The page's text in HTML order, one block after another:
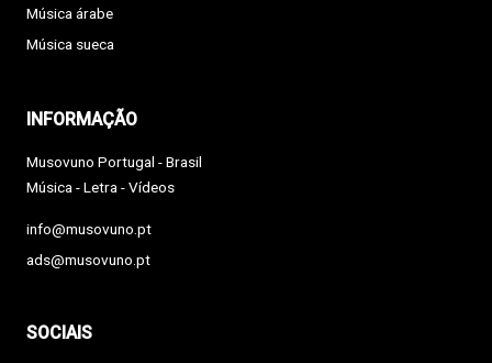
Música árabe
Música sueca
INFORMAÇÃO
Musovuno Portugal - Brasil
Música - Letra - Vídeos
info@musovuno.pt
ads@musovuno.pt
SOCIAIS